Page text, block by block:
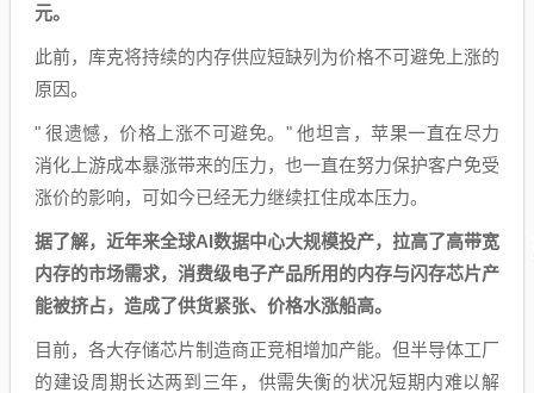
元。
此前，库克将持续的内存供应短缺列为价格不可避免上涨的
原因。
" 很遗憾，价格上涨不可避免。" 他坦言，苹果一直在尽力
消化上游成本暴涨带来的压力，也一直在努力保护客户免受
涨价的影响，可如今已经无力继续扛住成本压力。
据了解，近年来全球AI数据中心大规模投产，拉高了高带宽
内存的市场需求，消费级电子产品所用的内存与闪存芯片产
能被挤占，造成了供货紧张、价格水涨船高。
目前，各大存储芯片制造商正竞相增加产能。但半导体工厂
的建设周期长达两到三年，供需失衡的状况短期内难以解